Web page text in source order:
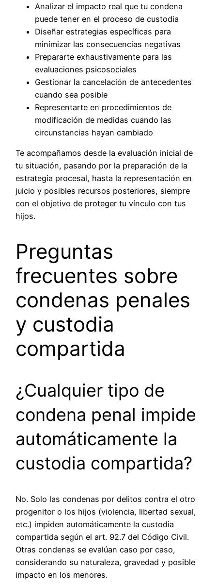
Analizar el impacto real que tu condena
puede tener en el proceso de custodia
Diseñar estrategias específicas para
minimizar las consecuencias negativas
Prepararte exhaustivamente para las
evaluaciones psicosociales
Gestionar la cancelación de antecedentes
cuando sea posible
Representarte en procedimientos de
modificación de medidas cuando las
circunstancias hayan cambiado
Te acompañamos desde la evaluación inicial de
tu situación, pasando por la preparación de la
estrategia procesal, hasta la representación en
juicio y posibles recursos posteriores, siempre
con el objetivo de proteger tu vínculo con tus
hijos.
Preguntas
frecuentes sobre
condenas penales
y custodia
compartida
¿Cualquier tipo de
condena penal impide
automáticamente la
custodia compartida?
No. Solo las condenas por delitos contra el otro
progenitor o los hijos (violencia, libertad sexual,
etc.) impiden automáticamente la custodia
compartida según el art. 92.7 del Código Civil.
Otras condenas se evalúan caso por caso,
considerando su naturaleza, gravedad y posible
impacto en los menores.